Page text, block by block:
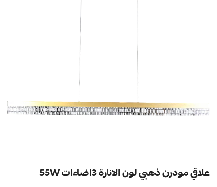
علاقي مودرن ذهبي لون الانارة 3اضاءات 55W